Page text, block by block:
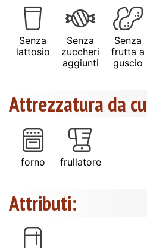
Senza
lattosio
Senza
zuccheri
aggiunti
Senza
frutta a
guscio
Attrezzatura da
forno frullatore
Attributi: